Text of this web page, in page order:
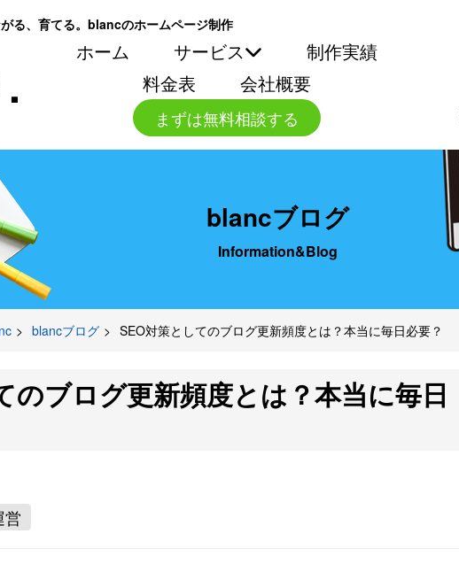
る、育てる。blancのホームページ制作
ホーム サービス
制作実績
料金表
会社概要
まずは無料相談する
blancブログ
Information&Blog
blancブログ SEO対策としてのブログ更新頻度とは？本当に毎日必要？
のブログ更新頻度とは？本当に毎日
営